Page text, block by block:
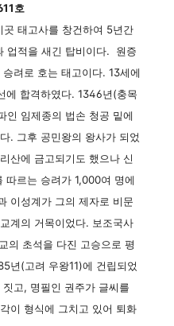
호
태고사를 창건하여 5년간
업적을 새긴 탑비이다. 원증
려로 호는 태고이다. 13세에
에 합격하였다. 1346년(충목
인 임제종의 법손 청공 밑에
. 그후 공민왕의 왕사가 되었
산에 금고되기도 했으나 신
따르는 승려가 1,000여 명에
이성계가 그의 제자로 비문
계의 거목이었다. 보조국사
의 초석을 다진 고승으로 평
년(고려 우왕11)에 건립되었
고, 명필인 권주가 글씨를
이 형식에 그치고 있어 퇴화